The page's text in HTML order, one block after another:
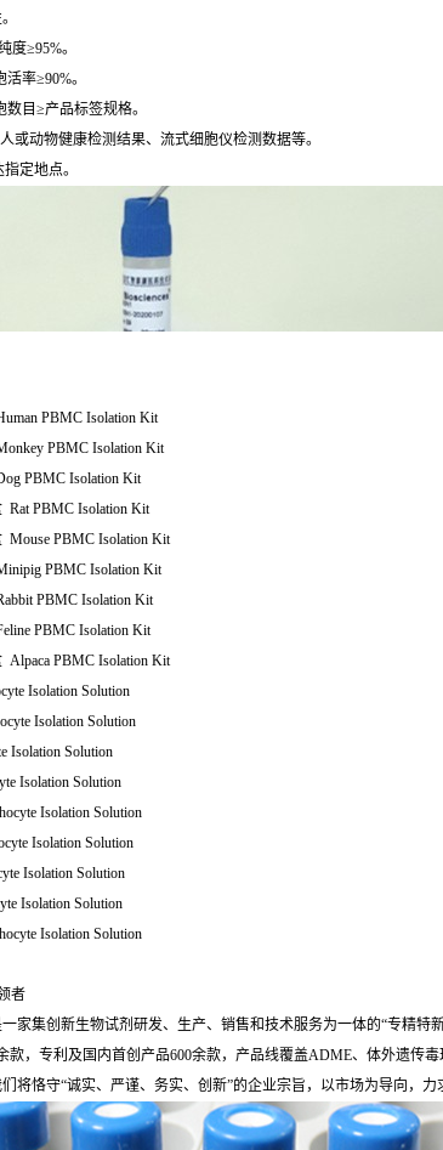
度≥95%。
率≥90%。
目≥产品标签规格。
或动物健康检测结果、流式细胞仪检测数据等。
定地点。
PBMC Isolation Kit
PBMC Isolation Kit
PBMC Isolation Kit
PBMC Isolation Kit
PBMC Isolation Kit
PBMC Isolation Kit
PBMC Isolation Kit
PBMC Isolation Kit
PBMC Isolation Kit
Isolation Solution
Isolation Solution
Isolation Solution
Isolation Solution
Isolation Solution
Isolation Solution
Isolation Solution
Isolation Solution
Isolation Solution
者
家集创新生物试剂研发、生产、销售和技术服务为一体的“专精
款，专利及国内首创产品600余款，产品线覆盖ADME、体外遗传
将恪守“诚实、严谨、务实、创新”的企业宗旨，以市场为导向，